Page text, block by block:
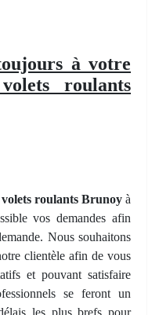
à votre
roulants
volets roulants Brunoyà
vos demandes afin
Nous souhaitons
clientèle afin de vous
et pouvant satisfaire
se feront un
les plus brefs pour